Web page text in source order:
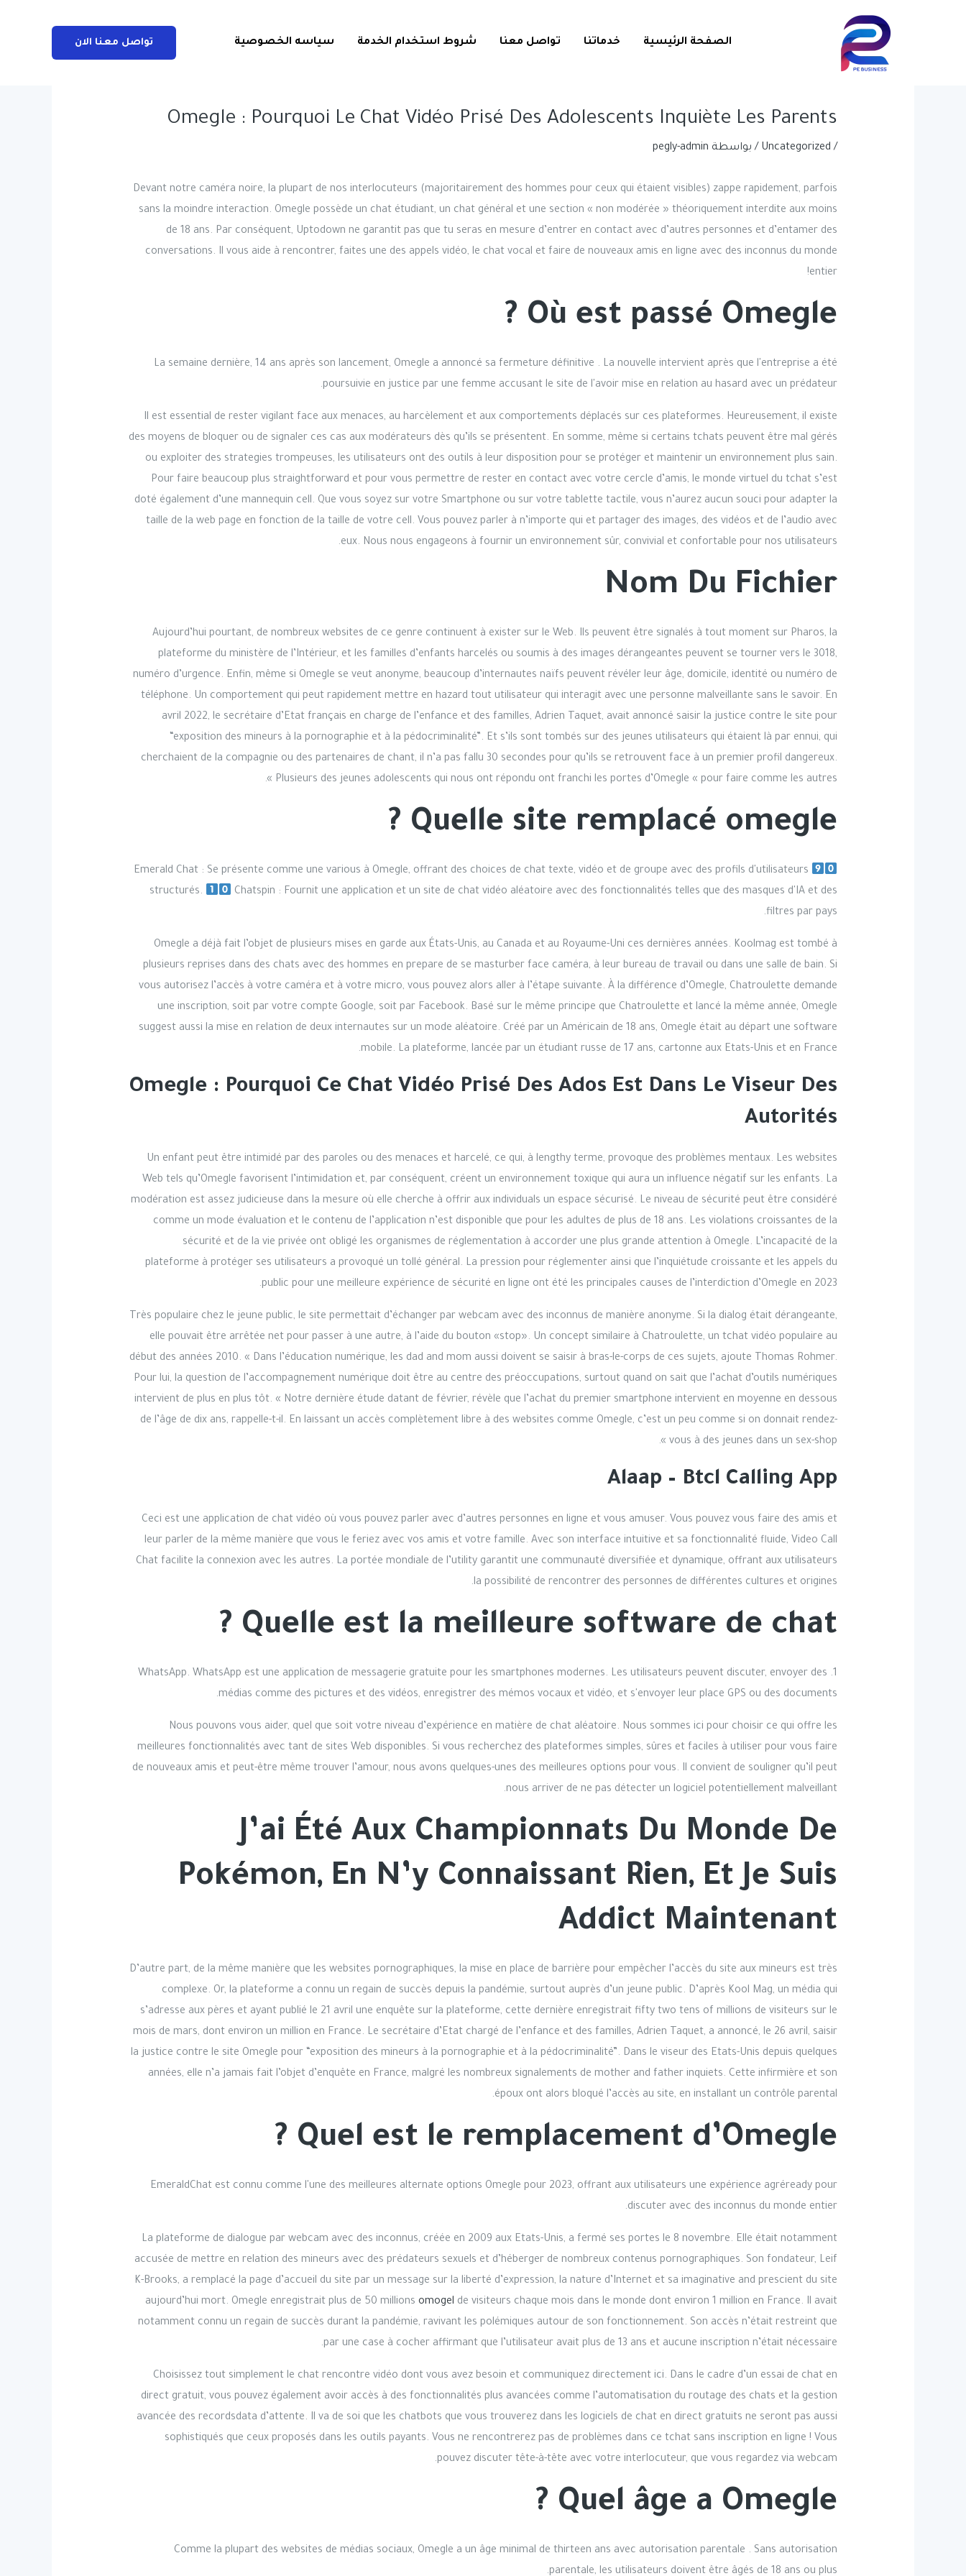
الصفحة الرئيسية خدماتنا تواصل معنا شروط استخدام الخدمة سياسه الخصوصية تواصل معنا الان
Omegle : Pourquoi Le Chat Vidéo Prisé Des Adolescents Inquiète Les Parents
/
Uncategorized / بواسطة pegly-admin
Devant notre caméra noire, la plupart de nos interlocuteurs (majoritairement des hommes pour ceux qui étaient visibles) zappe rapidement, parfois
sans la moindre interaction. Omegle possède un chat étudiant, un chat général et une section « non modérée » théoriquement interdite aux moins
de 18 ans. Par conséquent, Uptodown ne garantit pas que tu seras en mesure d’entrer en contact avec d’autres personnes et d’entamer des
conversations. Il vous aide à rencontrer, faites une des appels vidéo, le chat vocal et faire de nouveaux amis en ligne avec des inconnus du monde
entier!
Où est passé Omegle ?
La semaine dernière, 14 ans après son lancement, Omegle a annoncé sa fermeture définitive . La nouvelle intervient après que l'entreprise a été
poursuivie en justice par une femme accusant le site de l'avoir mise en relation au hasard avec un prédateur.
Il est essential de rester vigilant face aux menaces, au harcèlement et aux comportements déplacés sur ces plateformes. Heureusement, il existe
des moyens de bloquer ou de signaler ces cas aux modérateurs dès qu’ils se présentent. En somme, même si certains tchats peuvent être mal gérés
ou exploiter des strategies trompeuses, les utilisateurs ont des outils à leur disposition pour se protéger et maintenir un environnement plus sain.
Pour faire beaucoup plus straightforward et pour vous permettre de rester en contact avec votre cercle d’amis, le monde virtuel du tchat s’est
doté également d’une mannequin cell. Que vous soyez sur votre Smartphone ou sur votre tablette tactile, vous n’aurez aucun souci pour adapter la
taille de la web page en fonction de la taille de votre cell. Vous pouvez parler à n’importe qui et partager des images, des vidéos et de l’audio avec
eux. Nous nous engageons à fournir un environnement sûr, convivial et confortable pour nos utilisateurs.
Nom Du Fichier
Aujourd’hui pourtant, de nombreux websites de ce genre continuent à exister sur le Web. Ils peuvent être signalés à tout moment sur Pharos, la
plateforme du ministère de l’Intérieur, et les familles d’enfants harcelés ou soumis à des images dérangeantes peuvent se tourner vers le 3018,
numéro d’urgence. Enfin, même si Omegle se veut anonyme, beaucoup d’internautes naïfs peuvent révéler leur âge, domicile, identité ou numéro de
téléphone. Un comportement qui peut rapidement mettre en hazard tout utilisateur qui interagit avec une personne malveillante sans le savoir. En
avril 2022, le secrétaire d’Etat français en charge de l’enfance et des familles, Adrien Taquet, avait annoncé saisir la justice contre le site pour
“exposition des mineurs à la pornographie et à la pédocriminalité”. Et s’ils sont tombés sur des jeunes utilisateurs qui étaient là par ennui, qui
cherchaient de la compagnie ou des partenaires de chant, il n’a pas fallu 30 secondes pour qu’ils se retrouvent face à un premier profil dangereux.
Plusieurs des jeunes adolescents qui nous ont répondu ont franchi les portes d’Omegle « pour faire comme les autres ».
Quelle site remplacé omegle ?
Emerald Chat : Se présente comme une various à Omegle, offrant des choices de chat texte, vidéo et de groupe avec des profils d'utilisateurs
structurés.
Chatspin : Fournit une application et un site de chat vidéo aléatoire avec des fonctionnalités telles que des masques d'IA et des
filtres par pays.
Omegle a déjà fait l’objet de plusieurs mises en garde aux États-Unis, au Canada et au Royaume-Uni ces dernières années. Koolmag est tombé à
plusieurs reprises dans des chats avec des hommes en prepare de se masturber face caméra, à leur bureau de travail ou dans une salle de bain. Si
vous autorisez l’accès à votre caméra et à votre micro, vous pouvez alors aller à l’étape suivante. À la différence d’Omegle, Chatroulette demande
une inscription, soit par votre compte Google, soit par Facebook. Basé sur le même principe que Chatroulette et lancé la même année, Omegle
suggest aussi la mise en relation de deux internautes sur un mode aléatoire. Créé par un Américain de 18 ans, Omegle était au départ une software
mobile. La plateforme, lancée par un étudiant russe de 17 ans, cartonne aux Etats-Unis et en France.
Omegle : Pourquoi Ce Chat Vidéo Prisé Des Ados Est Dans Le Viseur Des
Autorités
Un enfant peut être intimidé par des paroles ou des menaces et harcelé, ce qui, à lengthy terme, provoque des problèmes mentaux. Les websites
Web tels qu’Omegle favorisent l’intimidation et, par conséquent, créent un environnement toxique qui aura un influence négatif sur les enfants. La
modération est assez judicieuse dans la mesure où elle cherche à offrir aux individuals un espace sécurisé. Le niveau de sécurité peut être considéré
comme un mode évaluation et le contenu de l’application n’est disponible que pour les adultes de plus de 18 ans. Les violations croissantes de la
sécurité et de la vie privée ont obligé les organismes de réglementation à accorder une plus grande attention à Omegle. L’incapacité de la
plateforme à protéger ses utilisateurs a provoqué un tollé général. La pression pour réglementer ainsi que l’inquiétude croissante et les appels du
public pour une meilleure expérience de sécurité en ligne ont été les principales causes de l’interdiction d’Omegle en 2023.
Très populaire chez le jeune public, le site permettait d’échanger par webcam avec des inconnus de manière anonyme. Si la dialog était dérangeante,
elle pouvait être arrêtée net pour passer à une autre, à l’aide du bouton «stop». Un concept similaire à Chatroulette, un tchat vidéo populaire au
début des années 2010. « Dans l’éducation numérique, les dad and mom aussi doivent se saisir à bras-le-corps de ces sujets, ajoute Thomas Rohmer.
Pour lui, la question de l’accompagnement numérique doit être au centre des préoccupations, surtout quand on sait que l’achat d’outils numériques
intervient de plus en plus tôt. « Notre dernière étude datant de février, révèle que l’achat du premier smartphone intervient en moyenne en dessous
de l’âge de dix ans, rappelle-t-il. En laissant un accès complètement libre à des websites comme Omegle, c’est un peu comme si on donnait rendez-
vous à des jeunes dans un sex-shop ».
Alaap – Btcl Calling App
Ceci est une application de chat vidéo où vous pouvez parler avec d’autres personnes en ligne et vous amuser. Vous pouvez vous faire des amis et
leur parler de la même manière que vous le feriez avec vos amis et votre famille. Avec son interface intuitive et sa fonctionnalité fluide, Video Call
Chat facilite la connexion avec les autres. La portée mondiale de l’utility garantit une communauté diversifiée et dynamique, offrant aux utilisateurs
la possibilité de rencontrer des personnes de différentes cultures et origines.
Quelle est la meilleure software de chat ?
1. WhatsApp. WhatsApp est une application de messagerie gratuite pour les smartphones modernes. Les utilisateurs peuvent discuter, envoyer des
médias comme des pictures et des vidéos, enregistrer des mémos vocaux et vidéo, et s'envoyer leur place GPS ou des documents.
Nous pouvons vous aider, quel que soit votre niveau d’expérience en matière de chat aléatoire. Nous sommes ici pour choisir ce qui offre les
meilleures fonctionnalités avec tant de sites Web disponibles. Si vous recherchez des plateformes simples, sûres et faciles à utiliser pour vous faire
de nouveaux amis et peut-être même trouver l’amour, nous avons quelques-unes des meilleures options pour vous. Il convient de souligner qu’il peut
nous arriver de ne pas détecter un logiciel potentiellement malveillant.
J’ai Été Aux Championnats Du Monde De
Pokémon, En N’y Connaissant Rien, Et Je Suis
Addict Maintenant
D’autre part, de la même manière que les websites pornographiques, la mise en place de barrière pour empêcher l’accès du site aux mineurs est très
complexe. Or, la plateforme a connu un regain de succès depuis la pandémie, surtout auprès d’un jeune public. D’après Kool Mag, un média qui
s’adresse aux pères et ayant publié le 21 avril une enquête sur la plateforme, cette dernière enregistrait fifty two tens of millions de visiteurs sur le
mois de mars, dont environ un million en France. Le secrétaire d’Etat chargé de l’enfance et des familles, Adrien Taquet, a annoncé, le 26 avril, saisir
la justice contre le site Omegle pour “exposition des mineurs à la pornographie et à la pédocriminalité”. Dans le viseur des Etats-Unis depuis quelques
années, elle n’a jamais fait l’objet d’enquête en France, malgré les nombreux signalements de mother and father inquiets. Cette infirmière et son
époux ont alors bloqué l’accès au site, en installant un contrôle parental.
Quel est le remplacement d’Omegle ?
EmeraldChat est connu comme l'une des meilleures alternate options Omegle pour 2023, offrant aux utilisateurs une expérience agréready pour
discuter avec des inconnus du monde entier.
La plateforme de dialogue par webcam avec des inconnus, créée en 2009 aux Etats-Unis, a fermé ses portes le 8 novembre. Elle était notamment
accusée de mettre en relation des mineurs avec des prédateurs sexuels et d’héberger de nombreux contenus pornographiques. Son fondateur, Leif
K-Brooks, a remplacé la page d’accueil du site par un message sur la liberté d’expression, la nature d’Internet et sa imaginative and prescient du site
aujourd’hui mort. Omegle enregistrait plus de 50 millionsomogel de visiteurs chaque mois dans le monde dont environ 1 million en France. Il avait
notamment connu un regain de succès durant la pandémie, ravivant les polémiques autour de son fonctionnement. Son accès n’était restreint que
par une case à cocher affirmant que l’utilisateur avait plus de 13 ans et aucune inscription n’était nécessaire.
Choisissez tout simplement le chat rencontre vidéo dont vous avez besoin et communiquez directement ici. Dans le cadre d’un essai de chat en
direct gratuit, vous pouvez également avoir accès à des fonctionnalités plus avancées comme l’automatisation du routage des chats et la gestion
avancée des recordsdata d’attente. Il va de soi que les chatbots que vous trouverez dans les logiciels de chat en direct gratuits ne seront pas aussi
sophistiqués que ceux proposés dans les outils payants. Vous ne rencontrerez pas de problèmes dans ce tchat sans inscription en ligne ! Vous
pouvez discuter tête-à-tête avec votre interlocuteur, que vous regardez via webcam.
Quel âge a Omegle ?
Comme la plupart des websites de médias sociaux, Omegle a un âge minimal de thirteen ans avec autorisation parentale . Sans autorisation
parentale, les utilisateurs doivent être âgés de 18 ans ou plus.
navigation